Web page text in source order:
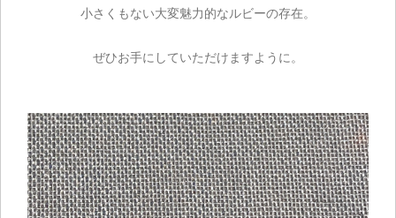
小さくもない大変魅力的なルビーの存在。
ぜひお手にしていただけますように。
ご注文手続き